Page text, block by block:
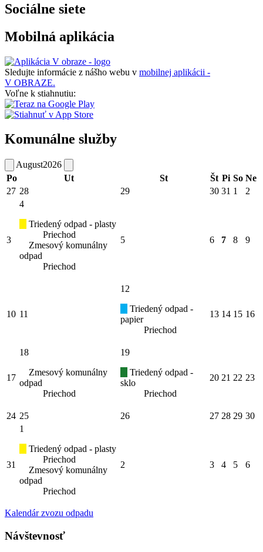
Sociálne siete
Mobilná aplikácia
Sledujte informácie z nášho webu v mobilnej aplikácii -
V OBRAZE.
Voľne k stiahnutiu:
Komunálne služby
August2026
Po
Ut St Št Pi So Ne
27 28 29 30 31 1 2
3
4
Triedený odpad - plasty
Priechod
Zmesový komunálny
odpad
Priechod
5 6 7 8 9
10 11
12
Triedený odpad -
papier
Priechod
13 14 15 16
17
18
Zmesový komunálny
odpad
Priechod
19
Triedený odpad -
sklo
Priechod
20 21 22 23
24 25 26 27 28 29 30
31
1
Triedený odpad - plasty
Priechod
Zmesový komunálny
odpad
Priechod
2 3 4 5 6
Kalendár zvozu odpadu
Návštevnosť